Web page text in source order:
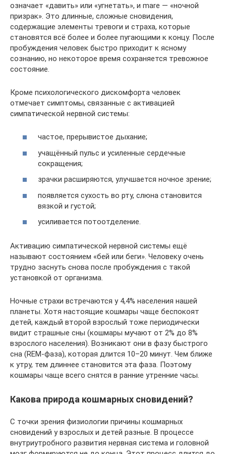
означает «давить» или «угнетать», и mare — «ночной
призрак». Это длинные, сложные сновидения,
содержащие элементы тревоги и страха, которые
становятся всё более и более пугающими к концу. После
пробуждения человек быстро приходит к ясному
сознанию, но некоторое время сохраняется тревожное
состояние.
Кроме психологического дискомфорта человек
отмечает симптомы, связанные с активацией
симпатической нервной системы:
частое, прерывистое дыхание;
учащённый пульс и усиленные сердечные
сокращения;
зрачки расширяются, улучшается ночное зрение;
появляется сухость во рту, слюна становится
вязкой и густой;
усиливается потоотделение.
Активацию симпатической нервной системы ещё
называют состоянием «бей или беги». Человеку очень
трудно заснуть снова после пробуждения с такой
установкой от организма.
Ночные страхи встречаются у 4,4% населения нашей
планеты. Хотя настоящие кошмары чаще беспокоят
детей, каждый второй взрослый тоже периодически
видит страшные сны (кошмары мучают от 2% до 8%
взрослого населения). Возникают они в фазу быстрого
сна (REM-фаза), которая длится 10–20 минут. Чем ближе
к утру, тем длиннее становится эта фаза. Поэтому
кошмары чаще всего снятся в ранние утренние часы.
Какова природа кошмарных сновидений?
С точки зрения физиологии причины кошмарных
сновидений у взрослых и детей разные. В процессе
внутриутробного развития нервная система и головной